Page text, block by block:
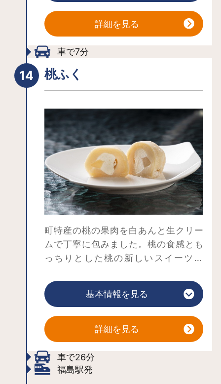
楽しめます。
桃の花が咲き、農家の方が摘花するま
での短い間しか見ることができない貴
詳細を見る
車で7分
桃ふく
町特産の桃の果肉を白あんと生クリー
ムで丁寧に包みました。桃の食感とも
っちりとした桃の新しいスイーツで
基本情報を見る
詳細を見る
車で26分
福島駅発